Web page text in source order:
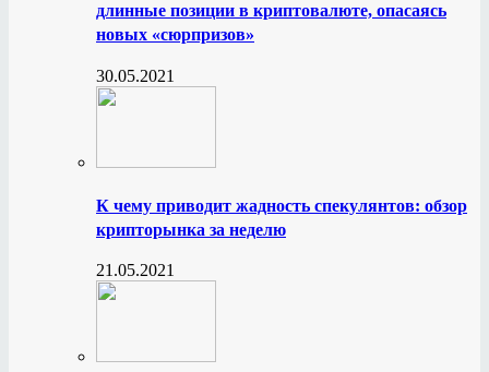
длинные позиции в криптовалюте, опасаясь
новых «сюрпризов»
30.05.2021
К чему приводит жадность спекулянтов: обзор
крипторынка за неделю
21.05.2021